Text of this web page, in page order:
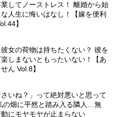
してノーストレス！ 離婚から始
人生に悔いはなし！【嫁を便利
】
女の荷物は持ちたくない？ 彼を
しまないともったいない！【あ
ん Vol.8】
さいね？」って絶対悪いと思って
畑に平然と踏み入る隣人…無
にモヤモヤが止まらない